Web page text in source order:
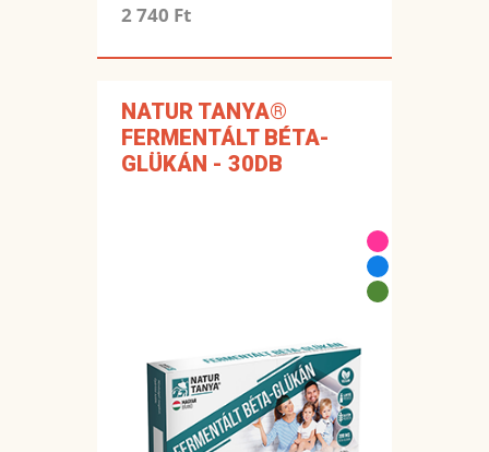
2 740 Ft
NATUR TANYA®
FERMENTÁLT BÉTA-
GLÜKÁN - 30DB